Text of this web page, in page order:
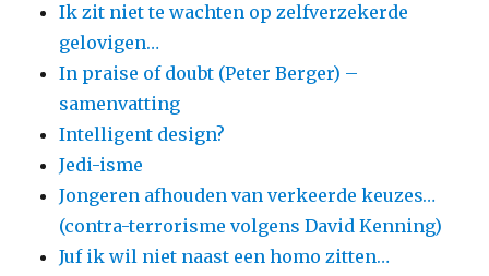
Ik zit niet te wachten op zelfverzekerde
gelovigen…
In praise of doubt (Peter Berger) –
samenvatting
Intelligent design?
Jedi-isme
Jongeren afhouden van verkeerde keuzes…
(contra-terrorisme volgens David Kenning)
Juf ik wil niet naast een homo zitten…